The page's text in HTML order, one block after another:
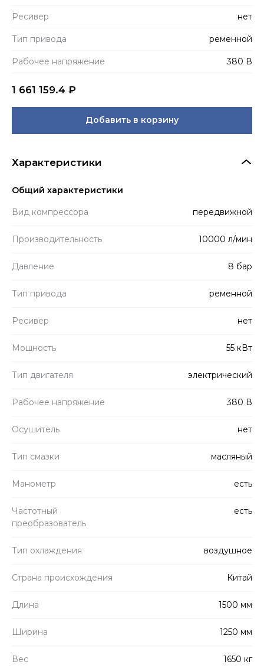
Ресивер нет
Тип привода ременной
Рабочее напряжение 380 В
1 661 159.4 ₽
Добавить в корзину
Характеристики
Общий характеристики
Вид компрессора передвижной
Производитель­ность 10000 л/мин
Давление 8 бар
Тип привода ременной
Ресивер нет
Мощность 55 кВт
Тип двигателя электрический
Рабочее напряжение 380 В
Осушитель нет
Тип смазки масляный
Манометр есть
Частотный
преобразователь
есть
Тип охлаждения воздушное
Страна происхождения Китай
Длина 1500 мм
Ширина 1250 мм
Вес 1650 кг